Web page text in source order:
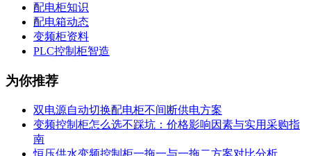
配电柜知识
配电箱动态
变频柜资料
PLC控制柜智造
为你推荐
双电源自动切换配电柜不间断供电方案
变频控制柜怎么选不踩坑：价格影响因素与实用采购指
南
恒压供水变频控制柜一拖一与一拖二方案对比分析